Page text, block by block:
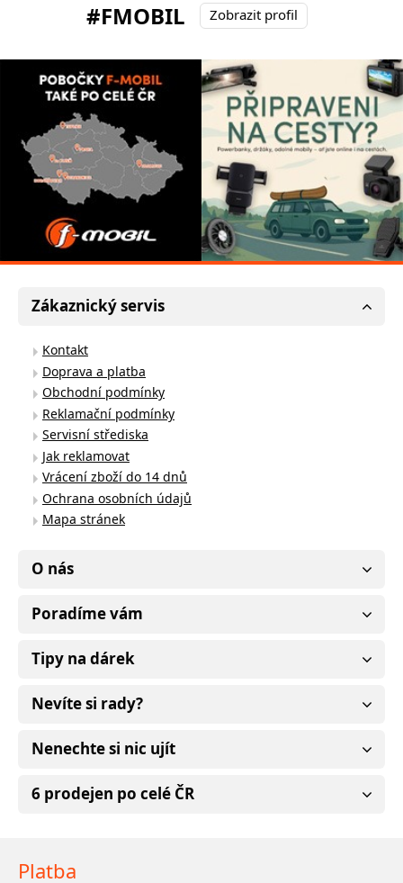
#FMOBIL
Zobrazit profil
Zákaznický servis
Kontakt
Doprava a platba
Obchodní podmínky
Reklamační podmínky
Servisní střediska
Jak reklamovat
Vrácení zboží do 14 dnů
Ochrana osobních údajů
Mapa stránek
O nás
Poradíme vám
Tipy na dárek
Nevíte si rady?
Nenechte si nic ujít
6 prodejen po celé ČR
Platba